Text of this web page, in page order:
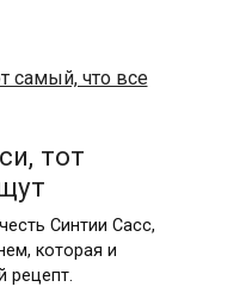
тот
Синтии Сасс,
которая и
рецепт.